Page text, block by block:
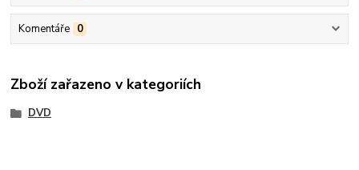
Komentáře 0
Zboží zařazeno v kategoriích
DVD